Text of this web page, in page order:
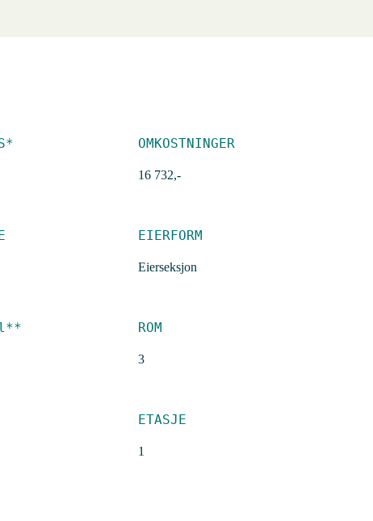
OMKOSTNINGER
16 732,-
EIERFORM
Eierseksjon
ROM
3
ETASJE
1